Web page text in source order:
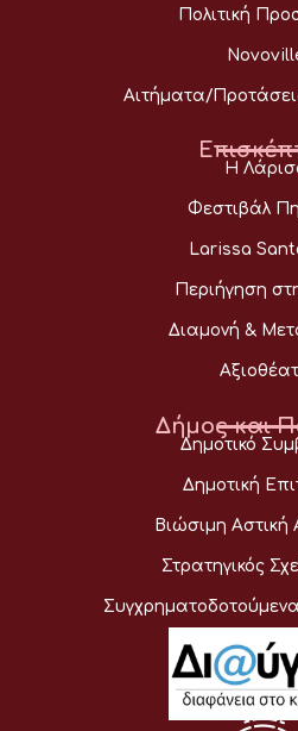
Πολιτική
Αιτήματα/
Η
Φεστιβάλ
Larissa
Περιήγηση
Διαμονή &
Δήμος και
Δημοτικό
Δημοτική
Βιώσιμη Αστική
Στρατηγικός